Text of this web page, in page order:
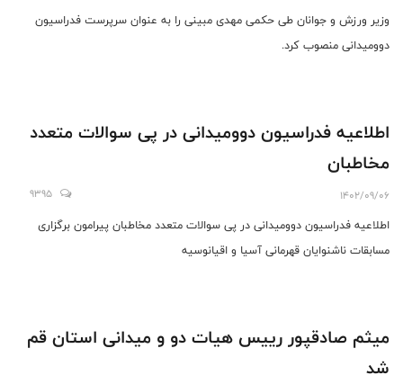
وزیر ورزش و جوانان طی حکمی مهدی مبینی را به عنوان سرپرست فدراسیون
دوومیدانی منصوب کرد.
اطلاعیه فدراسیون دوومیدانی در پی سوالات متعدد
مخاطبان
1402/09/06
9395
اطلاعیه فدراسیون دوومیدانی در پی سوالات متعدد مخاطبان پیرامون برگزاری
مسابقات ناشنوایان قهرمانی آسیا و اقیانوسیه
میثم صادقپور رییس هیات دو و میدانی استان قم
شد